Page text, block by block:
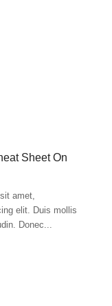
Sheet On
amet,
elit. Duis mollis
Donec...